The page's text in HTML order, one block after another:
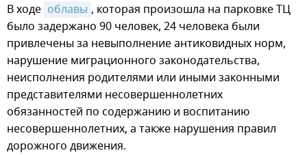
В ходе облавы , которая произошла на парковке ТЦ
было задержано 90 человек, 24 человека были
привлечены за невыполнение антиковидных норм,
нарушение миграционного законодательства,
неисполнения родителями или иными законными
представителями несовершеннолетних
обязанностей по содержанию и воспитанию
несовершеннолетних, а также нарушения правил
дорожного движения.